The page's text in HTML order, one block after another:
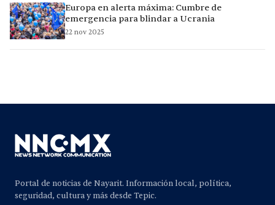
Europa en alerta máxima: Cumbre de
emergencia para blindar a Ucrania
22 nov 2025
Portal de noticias de Nayarit. Información local, política,
seguridad, cultura y más desde Tepic.